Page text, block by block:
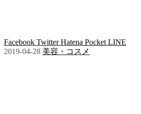
Facebook TwitterHatena Pocket LINE
2019-04-28 美容・コスメ